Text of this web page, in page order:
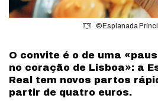
©Esplanada
O convite é o de uma
no coração de Lisboa»: a
Real tem novos partos
partir de quatro euros.